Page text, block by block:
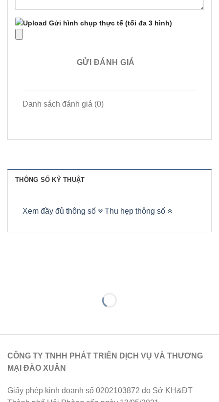
Gửi hình chụp thực tế (tối đa 3 hình)
GỬI ĐÁNH GIÁ
Danh sách đánh giá (0)
THÔNG SỐ KỸ THUẬT
Xem đầy đủ thông số Thu hẹp thông số
CÔNG TY TNHH PHÁT TRIỂN DỊCH VỤ VÀ THƯƠNG
MẠI ĐÀO XUÂN
Giấy phép kinh doanh số 0202103872 do Sở KH&ĐT